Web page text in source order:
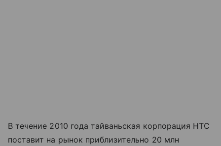
В течение 2010 года тайваньская корпорация HTC
поставит на рынок приблизительно 20 млн